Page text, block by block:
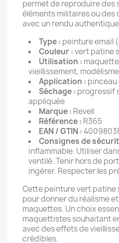
permet de reproduire des
éléments militaires ou
avec un rendu
Type : peinture email
Couleur :vert patine
Utilisation :
vieillissement, modélisme
Application : pinceau
Séchage : progressif
appliquée
Marque : Revell
Référence : R365
EAN / GTIN :
Consignes de
inflammable. Utiliser
ventilé. Tenir hors de
ingérer. Respecter les
Cette peinture vert patine
pour donner du réalisme
maquettes. Un choix
maquettistes souhaitant
avec des effets de
crédibles.